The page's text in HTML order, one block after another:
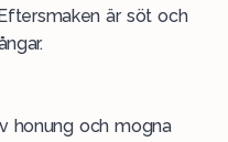
är söt och
honung och mogna